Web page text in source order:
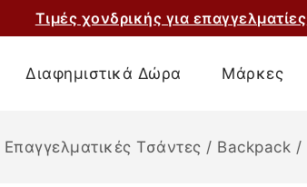
Τιμές χονδρικής για επαγγελματίες
Διαφημιστικά Δώρα Μάρκες
Επαγγελματικές Τσάντες / Backpack /